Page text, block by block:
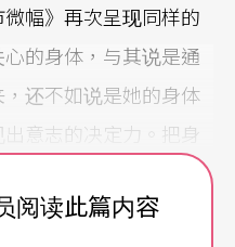
幅》再次呈现同样的
的身体，与其说是通
还不如说是她的身体
意志的决定力。把身
湾舞者中尚属少见，如
，现代性的身体在当
阅读此篇内容